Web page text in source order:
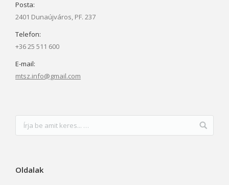
Posta:
2401 Dunaújváros, PF. 237
Telefon:
+36 25 511 600
E-mail:
mtsz.info@gmail.com
Oldalak